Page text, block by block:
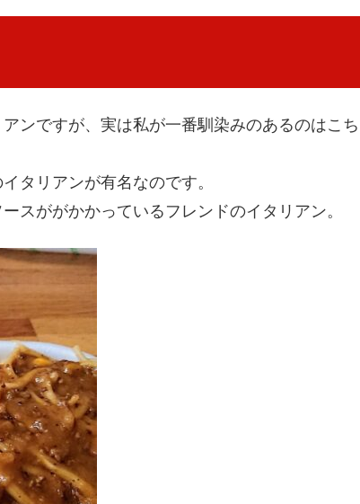
ンですが、実は私が一番馴染みのあるのはこち
タリアンが有名なのです。
スががかかっているフレンドのイタリアン。